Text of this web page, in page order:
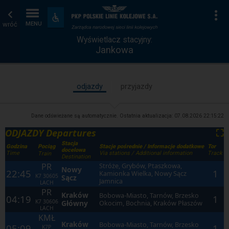
wróć MENU
Dostępność
i
udogodnienia
Wyświetlacz
stacyjny
Strona
główna
Wyświetlacz stacyjny:
Jankowa
odjazdy przyjazdy
Dane odświeżane są automatycznie. Ostatnia aktualizacja: 07.08.2026 22:15:22
ODJAZDY Departures ⛶
Godzina
Time
Pociąg
Train
Stacja
docelowa
Destination
Stacje pośrednie / Informacje dodatkowe
Via stations / Additional information
Tor
Track
22:45
PR
K7 30605
LACH
Nowy
Sącz
Stróże, Grybów, Ptaszkowa,
Kamionka Wielka, Nowy Sącz
Jamnica
1
04:19
PR
K7 30606
LACH
Kraków
Główny
Bobowa-Miasto, Tarnów, Brzesko
Okocim, Bochnia, Kraków Płaszów
1
KMŁ
K7P
Kraków
Bobowa-Miasto, Tarnów, Brzesko